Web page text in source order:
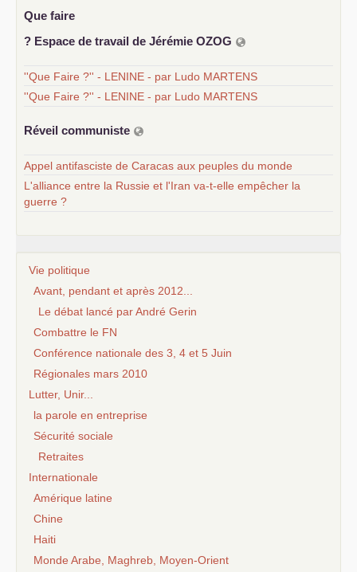
Que faire
? Espace de travail de Jérémie OZOG
''Que Faire ?'' - LENINE - par Ludo MARTENS
''Que Faire ?'' - LENINE - par Ludo MARTENS
Réveil communiste
Appel antifasciste de Caracas aux peuples du monde
L'alliance entre la Russie et l'Iran va-t-elle empêcher la
guerre ?
Vie politique
Avant, pendant et après 2012...
Le débat lancé par André Gerin
Combattre le FN
Conférence nationale des 3, 4 et 5 Juin
Régionales mars 2010
Lutter, Unir...
la parole en entreprise
Sécurité sociale
Retraites
Internationale
Amérique latine
Chine
Haiti
Monde Arabe, Maghreb, Moyen-Orient